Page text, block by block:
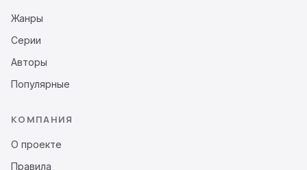
Жанры
Серии
Авторы
Популярные
КОМПАНИЯ
О проекте
Правила